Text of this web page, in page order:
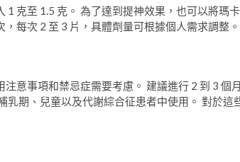
克至 1.5 克。 為了達到提神效果，也可以將瑪
每次 2 至 3 片，具體劑量可根據個人需求調整。
意事項和禁忌症需要考慮。 建議進行 2 到 3 個
乳期、兒童以及代謝綜合征患者中使用。 對於這